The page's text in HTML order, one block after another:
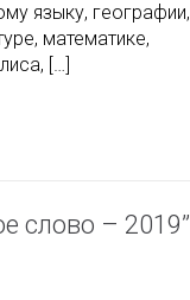
языку, географии,
математике,
[…]
слово – 2019”